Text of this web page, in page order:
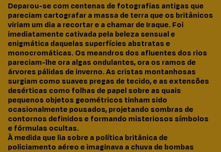
Deparou-se com centenas de fotografias antigas que
pareciam cartografar a massa de terra que os britânicos
viriam um dia a recortar e a chamar de Iraque. Foi
imediatamente cativada pela beleza sensual e
enigmática daquelas superfícies abstratas e
monocromáticas. Os meandros dos afluentes dos rios
pareciam-lhe ora algas ondulantes, ora os ramos de
árvores pálidas de inverno. As cristas montanhosas
surgiam como suaves pregas de tecido, e as extensões
desérticas como folhas de papel sobre as quais
pequenos objetos geométricos tinham sido
ocasionalmente pousados, projetando sombras de
contornos definidos e formando misteriosos símbolos
e fórmulas ocultas.
À medida que lia sobre a política britânica de
policiamento aéreo e imaginava a chuva de bombas